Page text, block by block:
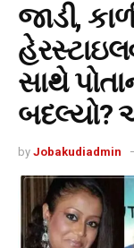
જાડી,
સાથે
બદલ્યો?
by Jobakudiadmin